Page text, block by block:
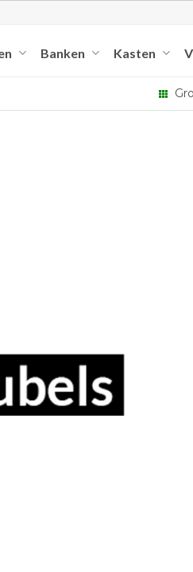
Banken Kasten